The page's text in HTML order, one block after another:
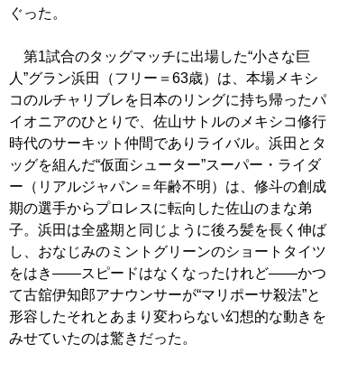
ぐった。
第1試合のタッグマッチに出場した“小さな巨
人”グラン浜田（フリー＝63歳）は、本場メキシ
コのルチャリブレを日本のリングに持ち帰ったパ
イオニアのひとりで、佐山サトルのメキシコ修行
時代のサーキット仲間でありライバル。浜田とタ
ッグを組んだ“仮面シューター”スーパー・ライダ
ー（リアルジャパン＝年齢不明）は、修斗の創成
期の選手からプロレスに転向した佐山のまな弟
子。浜田は全盛期と同じように後ろ髪を長く伸ば
し、おなじみのミントグリーンのショートタイツ
をはき――スピードはなくなったけれど――かつ
て古舘伊知郎アナウンサーが“マリポーサ殺法”と
形容したそれとあまり変わらない幻想的な動きを
みせていたのは驚きだった。